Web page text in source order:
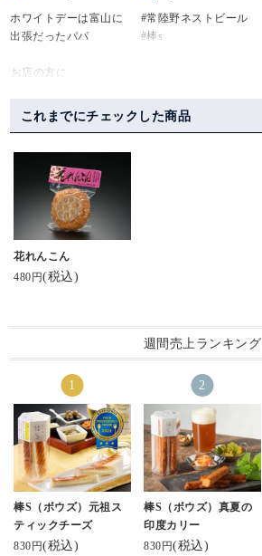
近年いただける誕プレ
は
🤣笑
📷は15年ほど付き合い
のある
友人からいただきまし
さすが…わたしの好み
のリサーチが完璧だわ
#河内屋かまぼこ #棒S
かまぼこ自体はかなり
な蒲鉾があるとは！
今日も先日UPした青森
のお酒の呑み比べを
してたので、早速おつ
まみにしました😆
めちゃ美味い❣️🥰
お取り寄せしたくなっ
てきたー
ホワイトデーは富山に
出張だったパパ⁡⁡⁡⁡
⁡お店の方に
ちゃ⁡おすすめです！】⁡
⁡と、言われ⁡
⁡現地から送ってくれた
【棒s(ボウズ)】
⁡めっちゃ美味しい～♥ネ
ーミングも良き笑⁡
⁡…でも
⁡⁡
ま ⁡
⁡#棒s #ボウズ⁡ #河内屋 #
富山 #魚津
#大正解 #優勝 #ブラッ
クペッパー
#常陸野ネストビール
#棒s
これまでにチェックした商品
花れんこん
480円(税込)
週間売上ランキング
棒S（ボウズ）元祖ス
ティックチーズ
830円(税込)
棒S（ボウズ）真夏の
印度カリー
830円(税込)